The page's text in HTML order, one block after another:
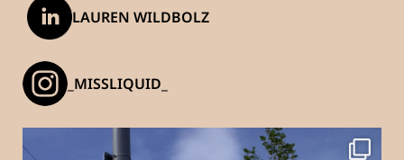
LAUREN WILDBOLZ
_MISSLIQUID_